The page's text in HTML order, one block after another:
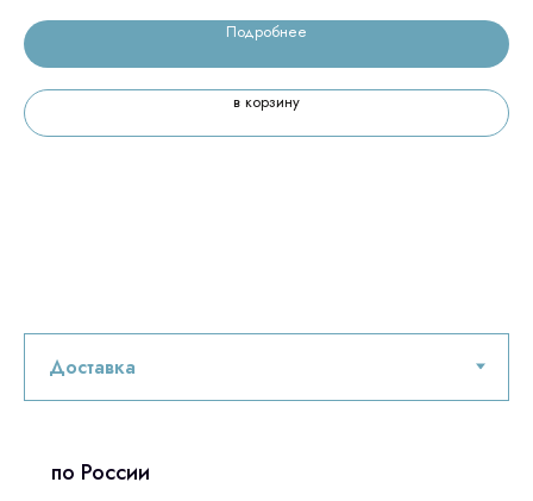
Подробнее
в корзину
по России